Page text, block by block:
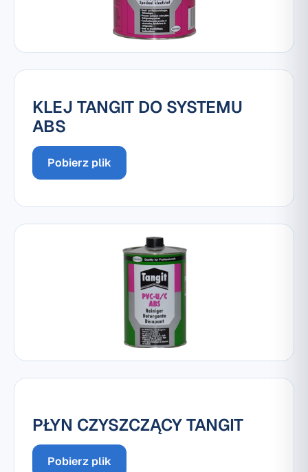
KLEJ TANGIT DO SYSTEMU
ABS
Pobierz plik
PŁYN CZYSZCZĄCY TANGIT
Pobierz plik